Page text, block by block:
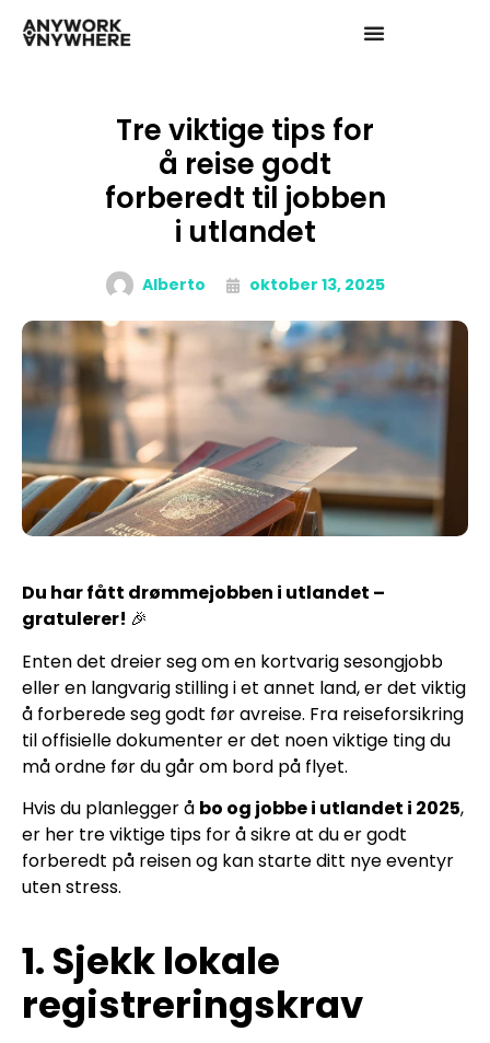
Tre viktige tips for
å reise godt
forberedt til jobben
i utlandet
Alberto oktober 13, 2025
Du har fått drømmejobben i utlandet –
gratulerer! 🎉
Enten det dreier seg om en kortvarig sesongjobb
eller en langvarig stilling i et annet land, er det viktig
å forberede seg godt før avreise. Fra reiseforsikring
til offisielle dokumenter er det noen viktige ting du
må ordne før du går om bord på flyet.
Hvis du planlegger å bo og jobbe i utlandet i 2025,
er her tre viktige tips for å sikre at du er godt
forberedt på reisen og kan starte ditt nye eventyr
uten stress.
1. Sjekk lokale
registreringskrav